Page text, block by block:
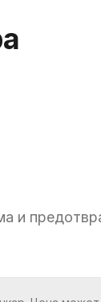
и